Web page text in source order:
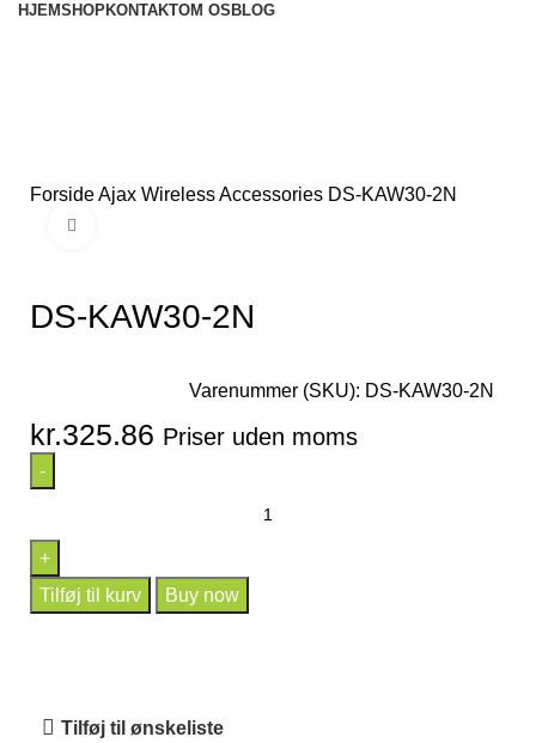
HJEMSHOPKONTAKTOM OS BLOG
ForsideAjax WirelessAccessories DS-KAW30-2N
DS-KAW30-2N
Varenummer (SKU): DS-KAW30-2N
kr.325.86 Priser uden moms
Tilføj til kurv Buy now
Tilføj til ønskeliste